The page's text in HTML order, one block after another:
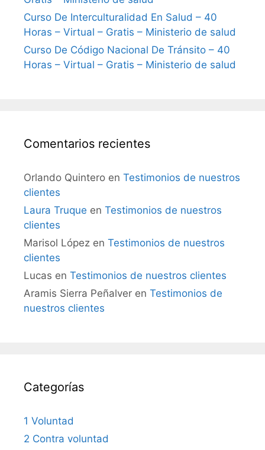
Curso De Interculturalidad En Salud – 40
Horas – Virtual – Gratis – Ministerio de salud
Curso De Código Nacional De Tránsito – 40
Horas – Virtual – Gratis – Ministerio de salud
Comentarios recientes
Orlando Quintero en Testimonios de nuestros
clientes
Laura Truque en Testimonios de nuestros
clientes
Marisol López en Testimonios de nuestros
clientes
Lucas en Testimonios de nuestros clientes
Aramis Sierra Peñalver en Testimonios de
nuestros clientes
Categorías
1 Voluntad
2 Contra voluntad